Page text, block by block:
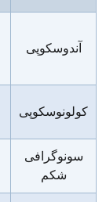
آندوسکوپی
کولونوسکوپی
سونوگرافی
شکم